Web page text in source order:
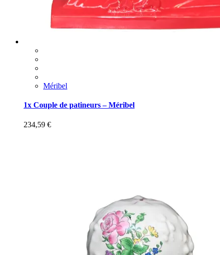
Méribel
1x Couple de patineurs – Méribel
234,59 €